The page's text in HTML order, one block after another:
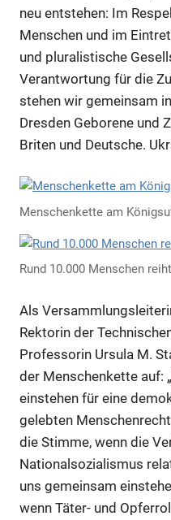
neu entstehen: Im
Menschen und im
und pluralistische
Verantwortung für die
stehen wir gemeinsam
Dresden Geborene und
Briten und Deutsche.
Menschenkette am
Rund 10.000 Menschen
Als
Rektorin der
Professorin Ursula M.
der Menschenkette auf:
einstehen für eine
gelebten
die Stimme, wenn die
Nationalsozialismus
uns gemeinsam
wenn Täter- und